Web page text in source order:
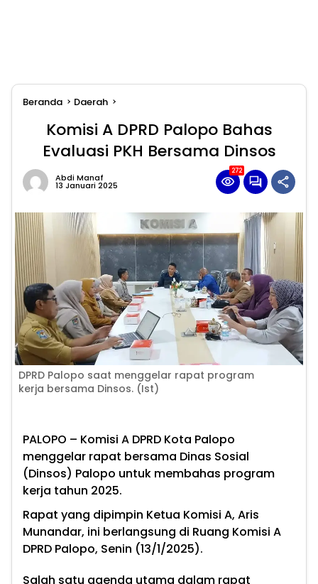
Beranda Daerah
Komisi A DPRD Palopo Bahas
Evaluasi PKH Bersama Dinsos
Abdi Manaf
13 Januari 2025
272
DPRD Palopo saat menggelar rapat program
kerja bersama Dinsos. (Ist)
PALOPO – Komisi A DPRD Kota Palopo
menggelar rapat bersama Dinas Sosial
(Dinsos) Palopo untuk membahas program
kerja tahun 2025.
Rapat yang dipimpin Ketua Komisi A, Aris
Munandar, ini berlangsung di Ruang Komisi A
DPRD Palopo, Senin (13/1/2025).
Salah satu agenda utama dalam rapat